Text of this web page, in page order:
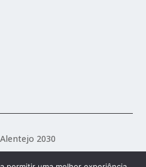
2030